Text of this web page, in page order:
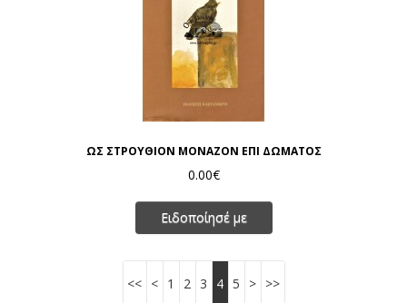
ΩΣ ΣΤΡΟΥΘΙΟΝ ΜΟΝΑΖΟΝ ΕΠΙ ΔΩΜΑΤΟΣ
0.00€
Ειδοποίησέ με
<< < 1 2 3 4 5 > >>